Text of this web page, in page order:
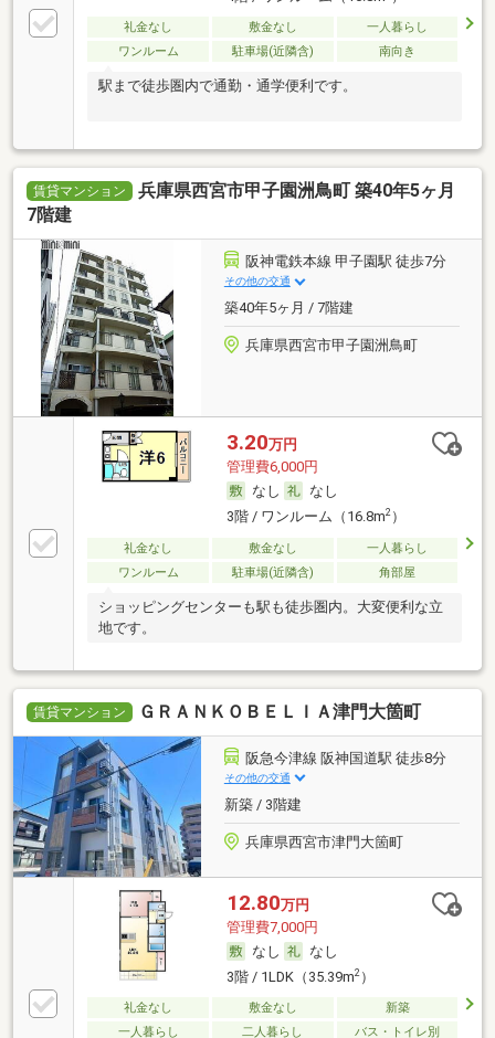
礼金なし 敷金なし
一人暮らし
ワンルーム
駐車場(近隣含) 南向き
駅まで徒歩圏内で通勤・通学便利です。
賃貸マンション
兵庫県西宮市甲子園洲鳥町 築40年5ヶ月
7階建
阪神電鉄本線 甲子園駅 徒歩7分
その他の交通
築40年5ヶ月 / 7階建
兵庫県西宮市甲子園洲鳥町
3.20万円
管理費6,000円
なし
なし
3階 / ワンルーム（16.8m2）
礼金なし 敷金なし
一人暮らし
ワンルーム
駐車場(近隣含) 角部屋
ショッピングセンターも駅も徒歩圏内。大変便利な立
地です。
賃貸マンション ＧＲＡＮＫＯＢＥＬＩＡ津門大箇町
阪急今津線 阪神国道駅 徒歩8分
その他の交通
新築 / 3階建
兵庫県西宮市津門大箇町
12.80万円
管理費7,000円
なし
なし
3階 / 1LDK（35.39m2）
礼金なし 敷金なし
新築
一人暮らし
二人暮らし バス・トイレ別